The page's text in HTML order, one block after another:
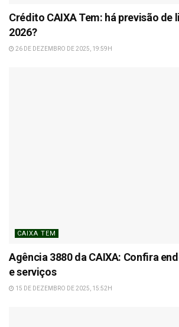
Crédito CAIXA Tem: há previsão de
2026?
26 DE DEZEMBRO DE 2025, 19:59H
CAIXA TEM
Agência 3880 da CAIXA: Confira
e serviços
15 DE DEZEMBRO DE 2025, 15:52H